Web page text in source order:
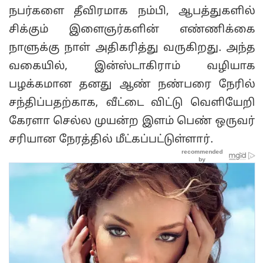
நபர்களை தீவிரமாக நம்பி, ஆபத்துகளில்
சிக்கும் இளைஞர்களின் எண்ணிக்கை
நாளுக்கு நாள் அதிகரித்து வருகிறது. அந்த
வகையில், இன்ஸ்டாகிராம் வழியாக
பழக்கமான தனது ஆண் நண்பரை நேரில்
சந்திப்பதற்காக, வீட்டை விட்டு வெளியேறி
கேரளா செல்ல முயன்ற இளம் பெண் ஒருவர்
சரியான நேரத்தில் மீட்கப்பட்டுள்ளார்.